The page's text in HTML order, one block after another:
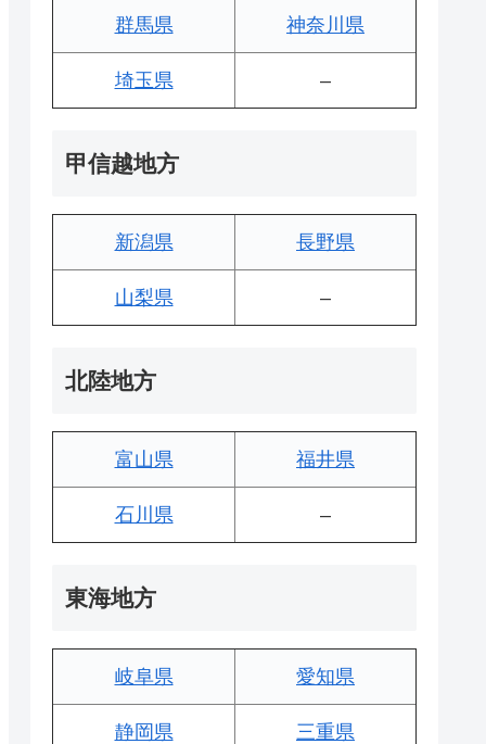
群馬県 神奈川県
埼玉県 –
甲信越地方
新潟県 長野県
山梨県 –
北陸地方
富山県 福井県
石川県 –
東海地方
岐阜県 愛知県
静岡県 三重県